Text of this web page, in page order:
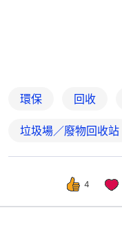
環保 回收
垃圾場／廢物回收站
4